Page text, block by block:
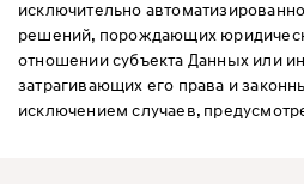
исключительно
решений, порождающих
отношении субъекта Данных или
затрагивающих его права и
исключением случаев,